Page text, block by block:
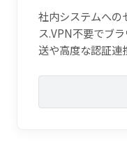
社内システムへの
ス.VPN不要でブ
送や高度な認証連